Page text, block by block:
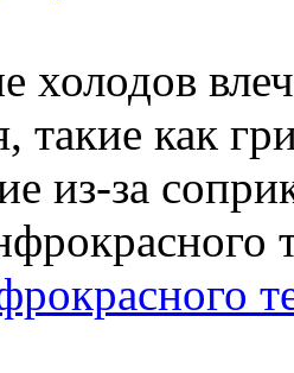
холодов
такие как
из-за